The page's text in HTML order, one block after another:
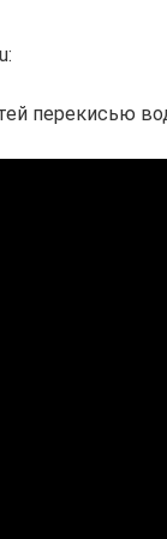
перекисью